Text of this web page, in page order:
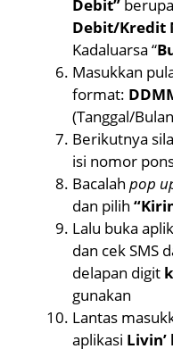
Debit” berupa
Debit/Kredit
Kadaluarsa “
Masukkan
format:
(Tanggal/
Berikutnya
isi nomor
Bacalah pop
dan pilih
Lalu buka
dan cek SMS
delapan digit
gunakan
Lantas
aplikasi